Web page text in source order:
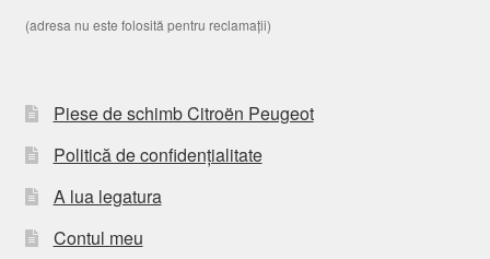
(adresa nu este folosită pentru reclamații)
Piese de schimb Citroën Peugeot
Politică de confidențialitate
A lua legatura
Contul meu